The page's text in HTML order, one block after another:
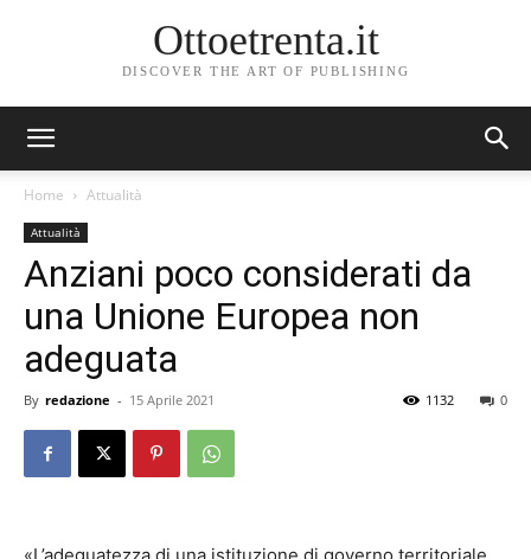
Ottoetrenta.it
DISCOVER THE ART OF PUBLISHING
Home Attualità
Attualità
Anziani poco considerati da
una Unione Europea non
adeguata
By redazione - 15 Aprile 2021 0
1132